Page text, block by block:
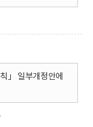
」 일부개정안에